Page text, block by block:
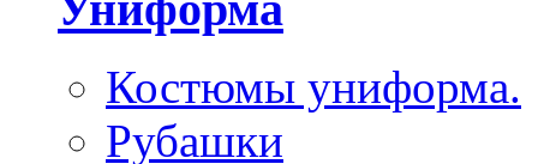
Костюмы униформа.
Рубашки